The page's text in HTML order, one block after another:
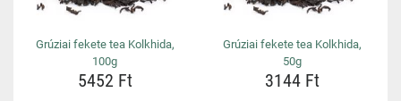
Grúziai fekete tea Kolkhida,
100g
5452 Ft
Grúziai fekete tea Kolkhida,
50g
3144 Ft